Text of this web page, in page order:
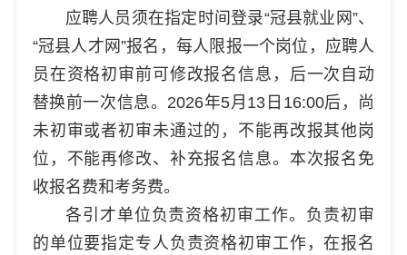
应聘人员须在指定时间登录“冠县就业网”、
“冠县人才网”报名，每人限报一个岗位，应聘人
员在资格初审前可修改报名信息，后一次自动
替换前一次信息。2026年5月13日16:00后，尚
未初审或者初审未通过的，不能再改报其他岗
位，不能再修改、补充报名信息。本次报名免
收报名费和考务费。
各引才单位负责资格初审工作。负责初审
的单位要指定专人负责资格初审工作，在报名